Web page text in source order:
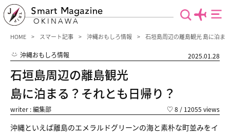
Smart Magazine
OKINAWA
HOME スマート記事 沖縄おもしろ情報 石垣島周辺の離島観光 島に泊ま
沖縄おもしろ情報 2025.01.28
石垣島周辺の離島観光
島に泊まる？それとも日帰り？
writer : 編集部 ♡ 8 / 12055 views
沖縄といえば離島のエメラルドグリーンの海と素朴な町並みをイ